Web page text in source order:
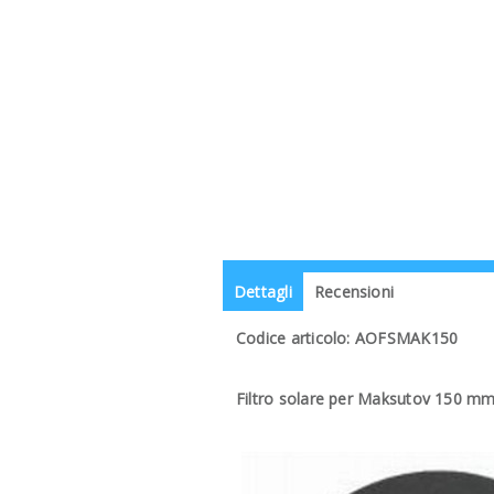
Dettagli Recensioni
Codice articolo: AOFSMAK150
Filtro solare per Maksutov 150